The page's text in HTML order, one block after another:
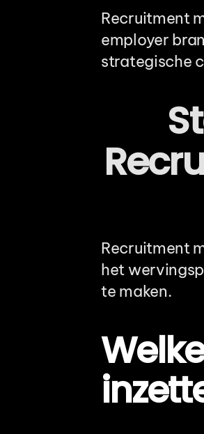
Recruitment
employer
strategische
Recruitment
het
te maken.